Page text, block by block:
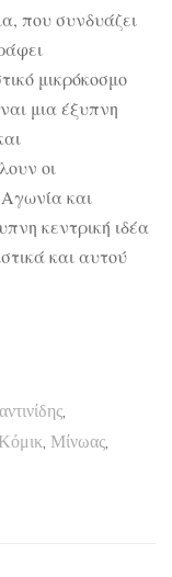
που συνδυάζει
μικρόκοσμο
μια έξυπνη
οι
και
κεντρική ιδέα
και αυτού
,
Κόμικ, Μίνωας,